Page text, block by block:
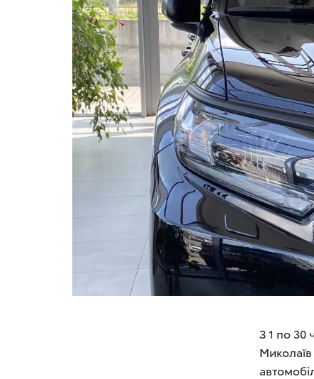
З 1 по 30